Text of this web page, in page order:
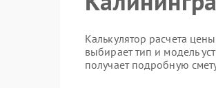
Калькулятор расчета
выбирает тип и модель
получает подробную